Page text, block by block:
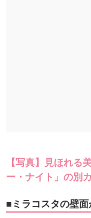
【写真】見ほれ
ー・ナイト」の別
■ミラコスタの壁面